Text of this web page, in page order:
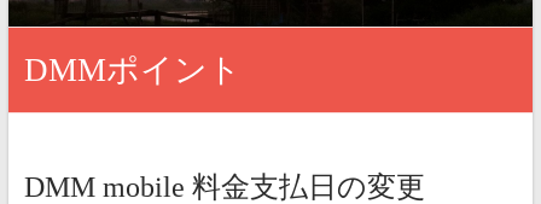
DMMポイント
DMM mobile 料金支払日の変更